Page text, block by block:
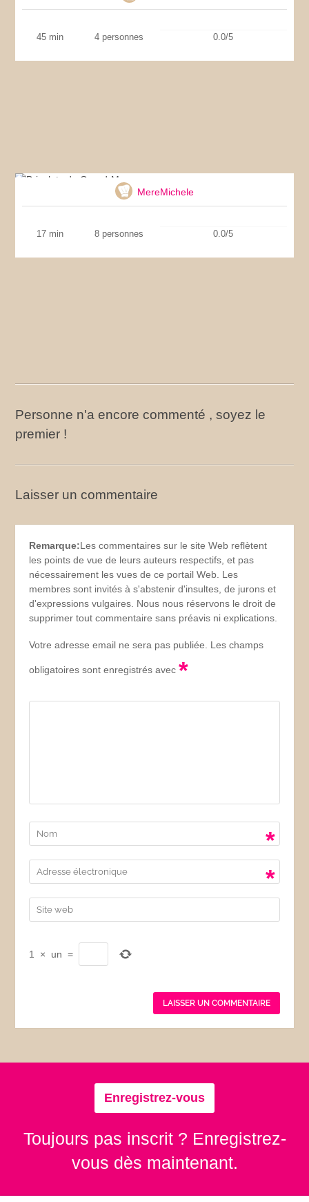
45 min 4 personnes 0.0/5
MereMichele
17 min 8 personnes 0.0/5
Personne n'a encore commenté , soyez le
premier !
Laisser un commentaire
Remarque:Les commentaires sur le site Web reflètent
les points de vue de leurs auteurs respectifs, et pas
nécessairement les vues de ce portail Web. Les
membres sont invités à s'abstenir d'insultes, de jurons et
d'expressions vulgaires. Nous nous réservons le droit de
supprimer tout commentaire sans préavis ni explications.
Votre adresse email ne sera pas publiée. Les champs
obligatoires sont enregistrés avec*
*
*
1 × un =
Enregistrez-vous
Toujours pas inscrit ? Enregistrez-
vous dès maintenant.